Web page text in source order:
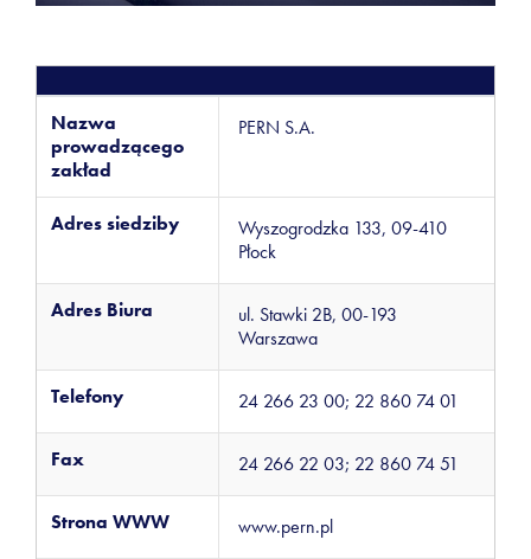
Nazwa
prowadzącego
zakład
PERN S.A.
Adres siedziby
Wyszogrodzka 133, 09-410
Płock
Adres Biura
ul. Stawki 2B, 00-193
Warszawa
Telefony 24 266 23 00; 22 860 74 01
Fax 24 266 22 03; 22 860 74 51
Strona WWW www.pern.pl